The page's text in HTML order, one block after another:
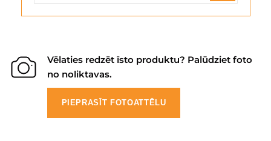
Vēlaties redzēt īsto produktu? Palūdziet foto
no noliktavas.
PIEPRASĪT FOTOATTĒLU